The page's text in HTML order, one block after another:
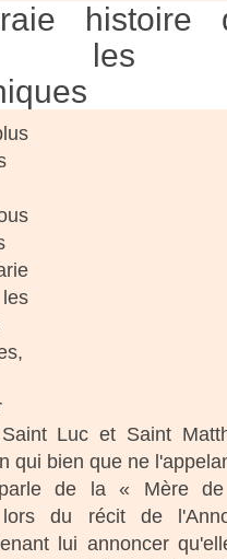
histoire
les
Luc et Saint
qui bien que ne
de la « Mère
du récit de
lui annoncer